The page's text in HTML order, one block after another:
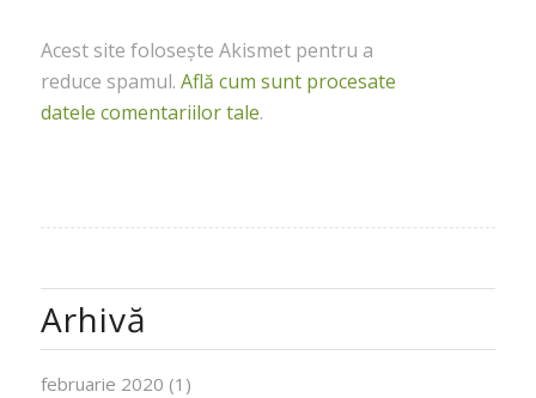
Acest site folosește Akismet pentru a
reduce spamul. Află cum sunt procesate
datele comentariilor tale.
Arhivă
februarie 2020 (1)